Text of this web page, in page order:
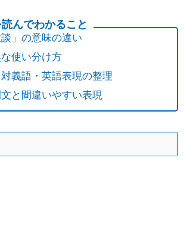
談」の意味の違い
使い分け方
義語・英語表現の整理
と間違いやすい表現